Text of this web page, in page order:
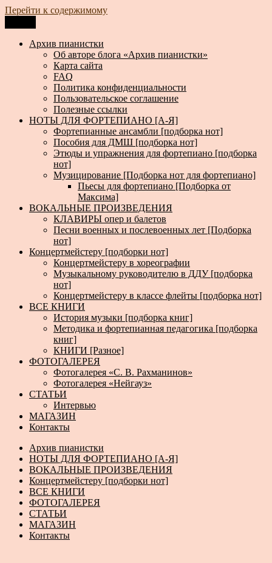
Перейти к содержимому
Архив пианистки
Всё для пианистов: ноты, книги, музыка, статьи…
Архив пианистки
Об авторе блога «Архив пианистки»
Карта сайта
FAQ
Политика конфиденциальности
Пользовательское соглашение
Полезные ссылки
НОТЫ ДЛЯ ФОРТЕПИАНО [А-Я]
Фортепианные ансамбли [подборка нот]
Пособия для ДМШ [подборка нот]
Этюды и упражнения для фортепиано [подборка
нот]
Музицирование [Подборка нот для фортепиано]
Пьесы для фортепиано [Подборка от
Максима]
ВОКАЛЬНЫЕ ПРОИЗВЕДЕНИЯ
КЛАВИРЫ опер и балетов
Песни военных и послевоенных лет [Подборка
нот]
Концертмейстеру [подборки нот]
Концертмейстеру в хореографии
Музыкальному руководителю в ДДУ [подборка
нот]
Концертмейстеру в классе флейты [подборка нот]
ВСЕ КНИГИ
История музыки [подборка книг]
Методика и фортепианная педагогика [подборка
книг]
КНИГИ [Разное]
ФОТОГАЛЕРЕЯ
Фотогалерея «С. В. Рахманинов»
Фотогалерея «Нейгауз»
СТАТЬИ
Интервью
МАГАЗИН
Контакты
Архив пианистки
НОТЫ ДЛЯ ФОРТЕПИАНО [А-Я]
ВОКАЛЬНЫЕ ПРОИЗВЕДЕНИЯ
Концертмейстеру [подборки нот]
ВСЕ КНИГИ
ФОТОГАЛЕРЕЯ
СТАТЬИ
МАГАЗИН
Контакты